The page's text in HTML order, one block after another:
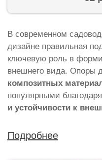
В современном
дизайне правильная
ключевую роль в
внешнего вида. Опоры
композитных
популярными
и устойчивости к
Подробнее